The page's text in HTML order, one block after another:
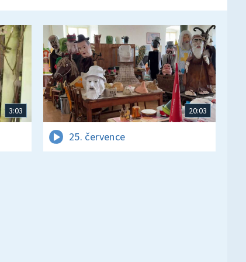
3:03 20:03
25. července